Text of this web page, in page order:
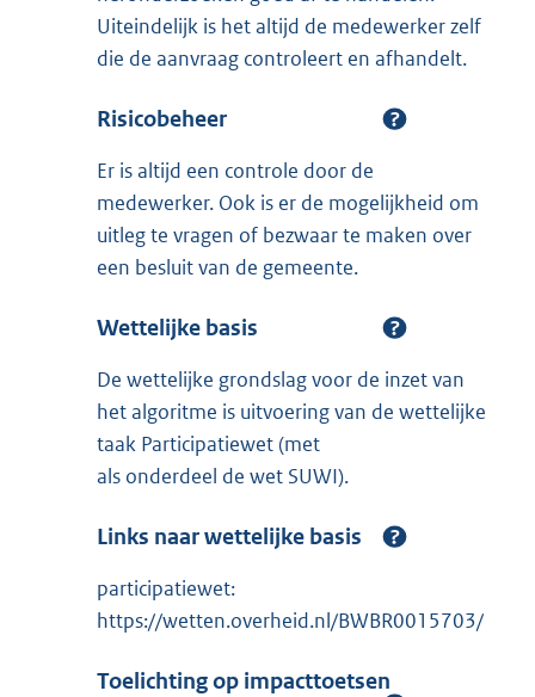
Uiteindelijk is het altijd de medewerker zelf
die de aanvraag controleert en afhandelt.
Risicobeheer
Er is altijd een controle door de
medewerker. Ook is er de mogelijkheid om
uitleg te vragen of bezwaar te maken over
een besluit van de gemeente.
Wettelijke basis
De wettelijke grondslag voor de inzet van
het algoritme is uitvoering van de wettelijke
taak Participatiewet (met
als onderdeel de wet SUWI).
Links naar wettelijke basis
participatiewet:
https://wetten.overheid.nl/BWBR0015703/
Toelichting op impacttoetsen